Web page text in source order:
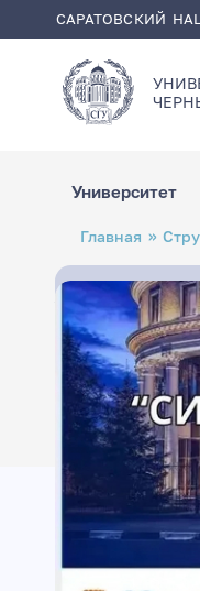
содержанию
САРАТОВСКИЙ
Университет
Строка
навигации
Главная